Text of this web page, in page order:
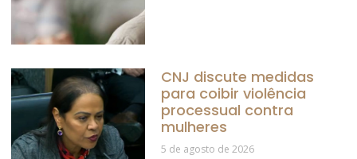
CNJ discute medidas
para coibir violência
processual contra
mulheres
5 de agosto de 2026